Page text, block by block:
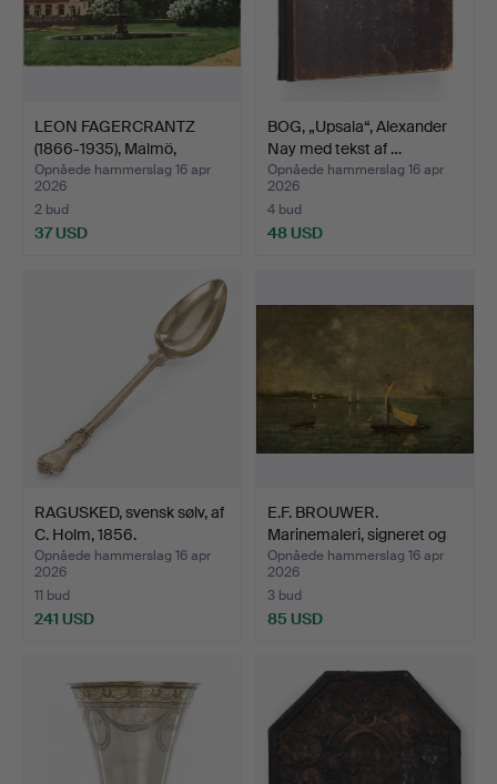
LEON FAGERCRANTZ
(1866-1935), Malmö,
Resta…
Opnåede hammerslag 16 apr
2026
2 bud
37 USD
BOG, „Upsala“, Alexander
Nay med tekst af …
Opnåede hammerslag 16 apr
2026
4 bud
48 USD
RAGUSKED, svensk sølv, af
C. Holm, 1856.
Opnåede hammerslag 16 apr
2026
11 bud
241 USD
E.F. BROUWER.
Marinemaleri, signeret og
da…
Opnåede hammerslag 16 apr
2026
3 bud
85 USD